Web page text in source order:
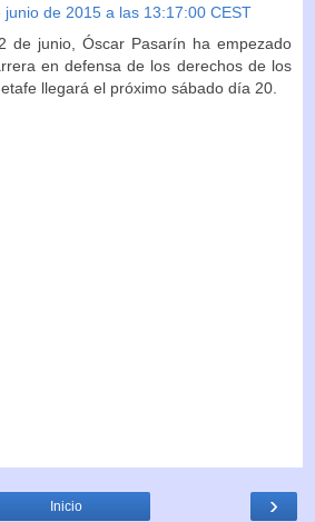
junio de 2015 a las 13:17:00 CEST
de junio, Óscar Pasarín ha empezado
en defensa de los derechos de los
llegará el próximo sábado día 20.
›
Inicio